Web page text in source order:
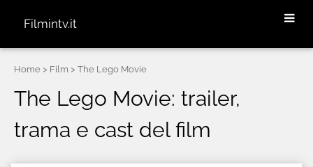
Filmintv.it
Home > Film > The Lego Movie
The Lego Movie: trailer,
trama e cast del film